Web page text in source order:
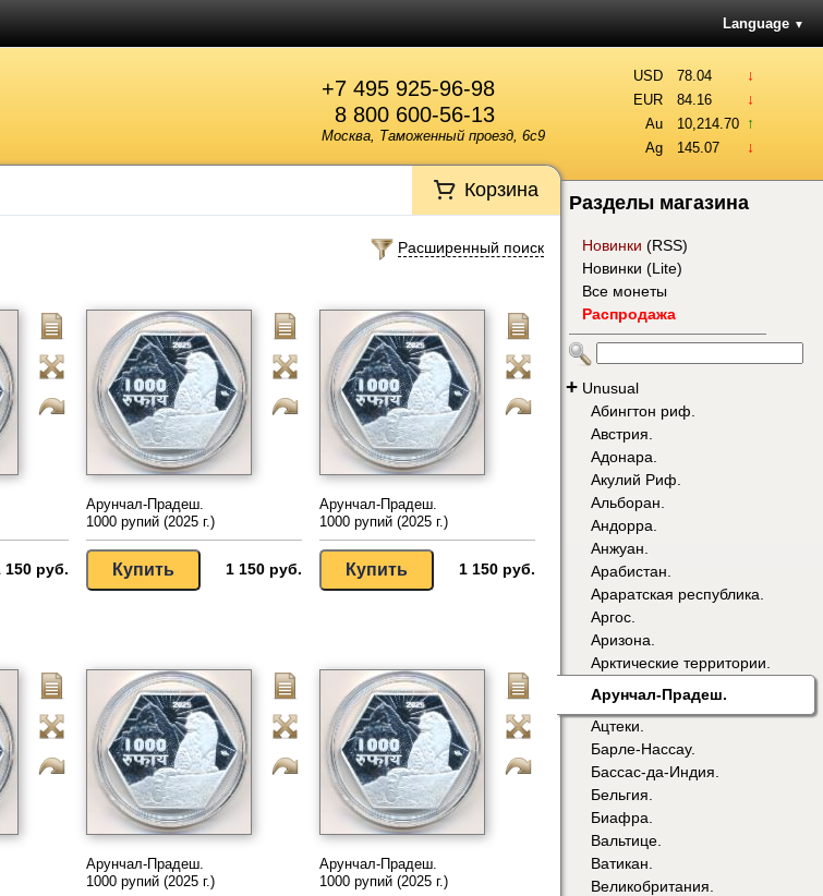
Language ▼
+7 495 925-96-98
8 800 600-56-13
Москва, Таможенный проезд, 6с9
USD 78.04 ↓
EUR 84.16 ↓
Au 10,214.70 ↑
Ag 145.07 ↓
Корзина
Расширенный поиск
150 руб.
Арунчал-Прадеш.
1000 рупий (2025 г.)
1 150 руб.
Арунчал-Прадеш.
1000 рупий (2025 г.)
1 150 руб.
Арунчал-Прадеш.
1000 рупий (2025 г.)
Арунчал-Прадеш.
1000 рупий (2025 г.)
Разделы магазина
Новинки (RSS)
Новинки (Lite)
Все монеты
Распродажа
+ Unusual
Абингтон риф.
Австрия.
Адонара.
Акулий Риф.
Альборан.
Андорра.
Анжуан.
Арабистан.
Араратская республика.
Аргос.
Аризона.
Арктические территории.
Арунчал-Прадеш.
Ацтеки.
Барле-Нассау.
Бассас-да-Индия.
Бельгия.
Биафра.
Вальтице.
Ватикан.
Великобритания.